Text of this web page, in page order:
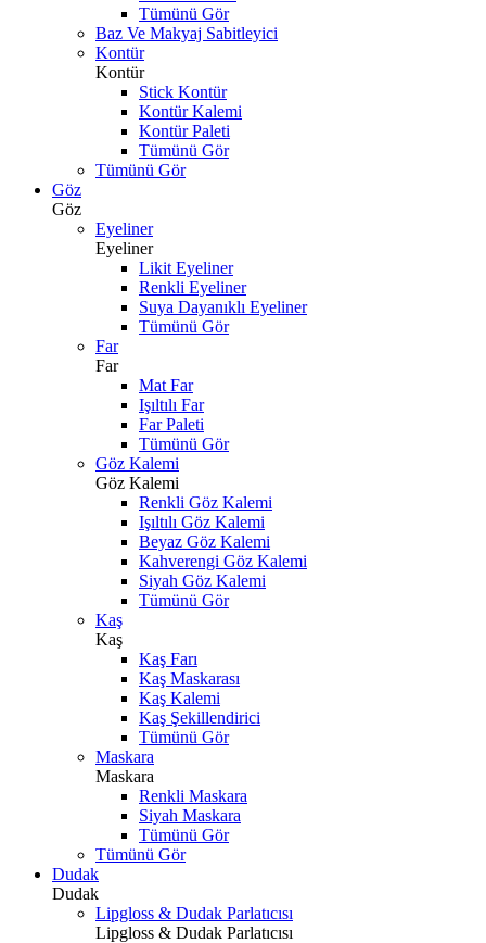
Tümünü Gör
Baz Ve Makyaj Sabitleyici
Kontür
Kontür
Stick Kontür
Kontür Kalemi
Kontür Paleti
Tümünü Gör
Tümünü Gör
Göz
Göz
Eyeliner
Eyeliner
Likit Eyeliner
Renkli Eyeliner
Suya Dayanıklı Eyeliner
Tümünü Gör
Far
Far
Mat Far
Işıltılı Far
Far Paleti
Tümünü Gör
Göz Kalemi
Göz Kalemi
Renkli Göz Kalemi
Işıltılı Göz Kalemi
Beyaz Göz Kalemi
Kahverengi Göz Kalemi
Siyah Göz Kalemi
Tümünü Gör
Kaş
Kaş
Kaş Farı
Kaş Maskarası
Kaş Kalemi
Kaş Şekillendirici
Tümünü Gör
Maskara
Maskara
Renkli Maskara
Siyah Maskara
Tümünü Gör
Tümünü Gör
Dudak
Dudak
Lipgloss & Dudak Parlatıcısı
Lipgloss & Dudak Parlatıcısı